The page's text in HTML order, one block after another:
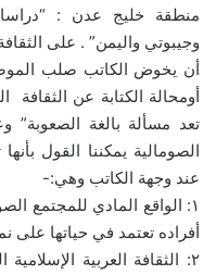
منطقة خليج عدن :
وجيبوتي واليمن” . على
أن يخوض الكاتب صلب
أومحالة الكتابة عن
تعد مسألة بالغة الصعوبة”
الصومالية يمكننا القول
عند وجهة الكاتب وهي:-
١: الواقع المادي للمجتمع
أفراده تعتمد في حياتها على
٢: الثقافة العربية